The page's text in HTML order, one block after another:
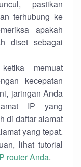
pastikan
terhubung ke
apakah
diset sebagai
memuat
kecepatan
jaringan Anda
IP yang
di daftar alamat
yang tepat.
lihat tutorial
router Anda.